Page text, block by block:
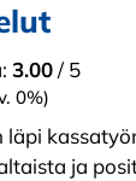
3.00/ 5
0%)
läpi
ja